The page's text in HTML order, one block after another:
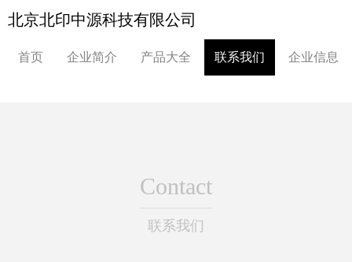
北京北印中源科技有限公司
首页 企业简介 产品大全 联系我们 企业信息
Contact
联系我们